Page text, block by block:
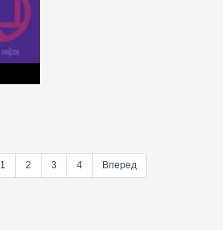
1 2 3 4 Вперед